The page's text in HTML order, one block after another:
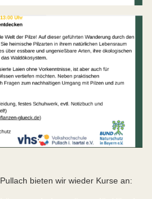
bieten wir wieder Kurse an: